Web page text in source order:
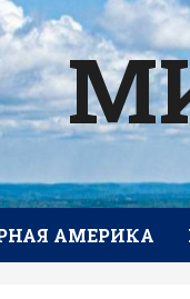
АМЕРИКА